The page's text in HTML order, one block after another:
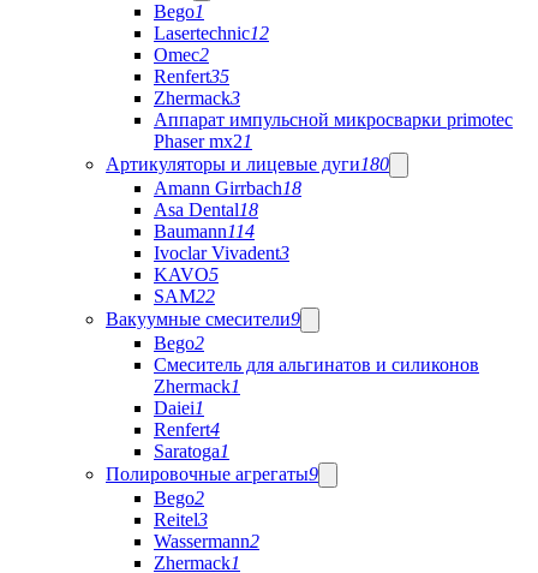
Bego1
Lasertechnic12
Omec2
Renfert35
Zhermack3
Аппарат импульсной микросварки primotec
Phaser mx21
Артикуляторы и лицевые дуги180
Amann Girrbach18
Asa Dental18
Baumann114
Ivoclar Vivadent3
KAVO5
SAM22
Вакуумные смесители9
Bego2
Cмеситель для альгинатов и силиконов
Zhermack1
Daiei1
Renfert4
Saratoga1
Полировочные агрегаты9
Bego2
Reitel3
Wassermann2
Zhermack1